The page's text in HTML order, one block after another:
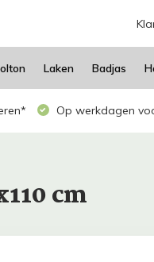
Laken Badjas
Op werkdagen
cm